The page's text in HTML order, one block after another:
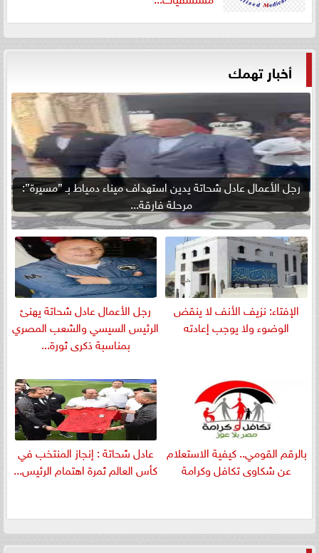
أخبار تهمك
رجل الأعمال عادل شحاتة يدين استهداف ميناء دمياط بـ ”مسيرة”:
مرحلة فارقة...
الإفتاء: نزيف الأنف لا ينقض
الوضوء ولا يوجب إعادته
رجل الأعمال عادل شحاتة يهنئ
الرئيس السيسي والشعب المصري
بمناسبة ذكرى ثورة...
بالرقم القومي.. كيفية الاستعلام
عن شكاوى تكافل وكرامة
عادل شحاتة : إنجاز المنتخب في
كأس العالم ثمرة اهتمام الرئيس...